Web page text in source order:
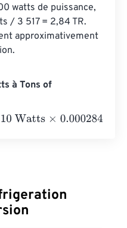
watts de puissance,
/ 3 517 = 2,84 TR.
approximativement
à Tons of
×0.000284345=